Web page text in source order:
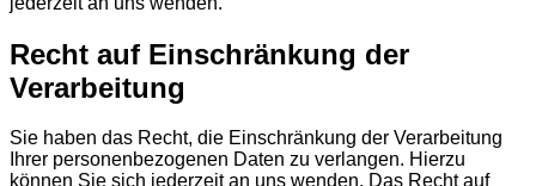
Recht auf Einschränkung der
Verarbeitung
Sie haben das Recht, die Einschränkung der Verarbeitung
Ihrer personenbezogenen Daten zu verlangen. Hierzu
können Sie sich jederzeit an uns wenden. Das Recht auf